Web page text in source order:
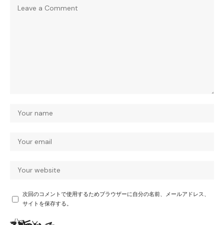
次回のコメントで使用するためブラウザーに自分の名前、メールアドレス、
サイトを保存する。